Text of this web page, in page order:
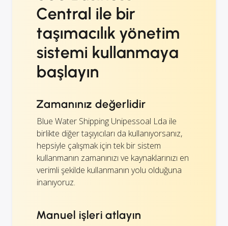
Central ile bir
taşımacılık yönetim
sistemi kullanmaya
başlayın
Zamanınız değerlidir
Blue Water Shipping Unipessoal Lda ile
birlikte diğer taşıyıcıları da kullanıyorsanız,
hepsiyle çalışmak için tek bir sistem
kullanmanın zamanınızı ve kaynaklarınızı en
verimli şekilde kullanmanın yolu olduğuna
inanıyoruz.
Manuel işleri atlayın